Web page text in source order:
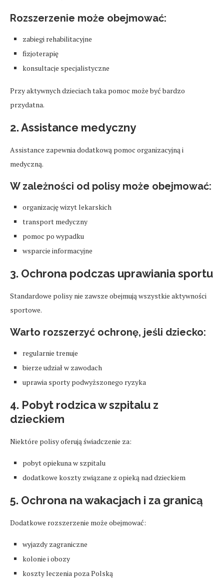
Rozszerzenie może obejmować:
zabiegi rehabilitacyjne
fizjoterapię
konsultacje specjalistyczne
Przy aktywnych dzieciach taka pomoc może być bardzo
przydatna.
2. Assistance medyczny
Assistance zapewnia dodatkową pomoc organizacyjną i
medyczną.
W zależności od polisy może obejmować:
organizację wizyt lekarskich
transport medyczny
pomoc po wypadku
wsparcie informacyjne
3. Ochrona podczas uprawiania sportu
Standardowe polisy nie zawsze obejmują wszystkie aktywności
sportowe.
Warto rozszerzyć ochronę, jeśli dziecko:
regularnie trenuje
bierze udział w zawodach
uprawia sporty podwyższonego ryzyka
4. Pobyt rodzica w szpitalu z
dzieckiem
Niektóre polisy oferują świadczenie za:
pobyt opiekuna w szpitalu
dodatkowe koszty związane z opieką nad dzieckiem
5. Ochrona na wakacjach i za granicą
Dodatkowe rozszerzenie może obejmować:
wyjazdy zagraniczne
kolonie i obozy
koszty leczenia poza Polską